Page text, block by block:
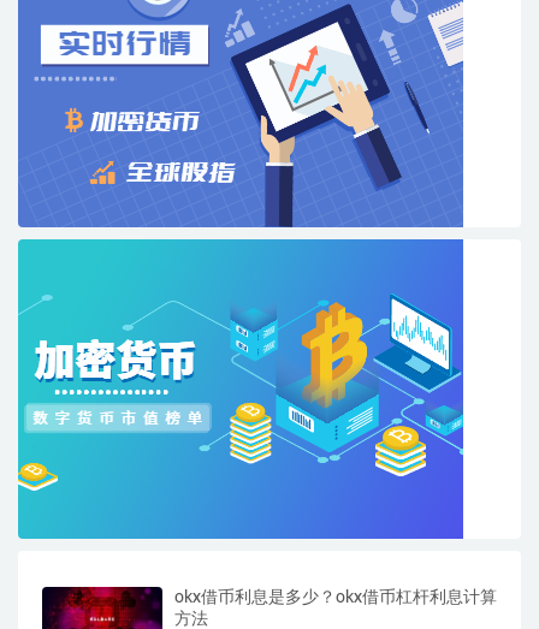
okx借币利息是多少？okx借币杠杆利息计算
方法